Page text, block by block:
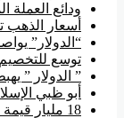
ودائع العملة
أسعار الذهب تواصل
“الدولار”
توسع للتخصيم
” الدولار ” يهبط دون
أبو ظبي الإسلامي ينفق 142 مليون جنيه من
18 مليار قيمة سندات خزانة يطرحها البنك المركزي اليوم الاثنين